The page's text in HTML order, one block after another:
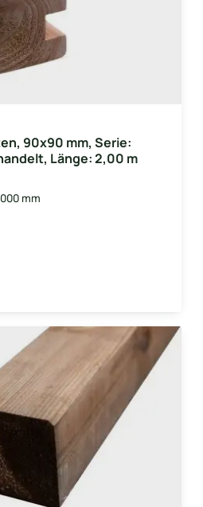
90x90 mm, Serie:
Länge: 2,00 m
mm